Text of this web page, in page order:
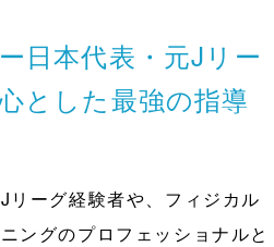
日本代表・元Jリー
とした最強の指導
リーグ経験者や、フィジカル
ングのプロフェッショナルと